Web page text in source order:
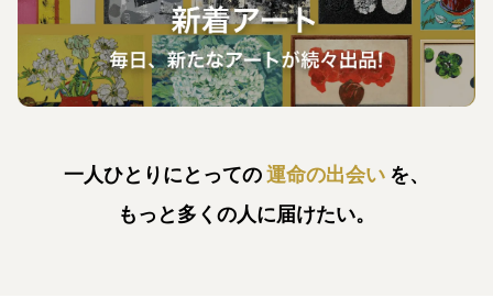
一人ひとりにとっての運命の出会い を、
もっと多くの人に届けたい。